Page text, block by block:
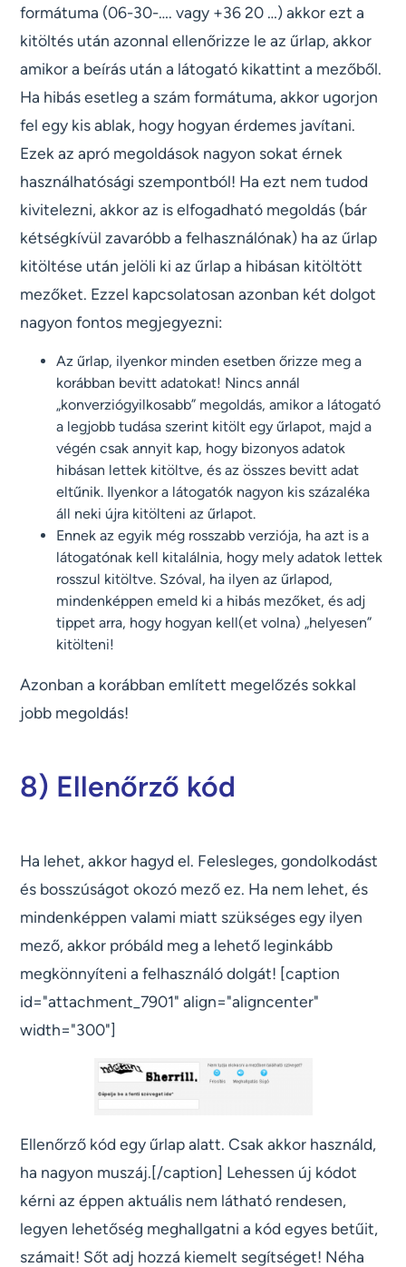
formátuma (06-30-…. vagy +36 20 …) akkor ezt a
kitöltés után azonnal ellenőrizze le az űrlap, akkor
amikor a beírás után a látogató kikattint a mezőből.
Ha hibás esetleg a szám formátuma, akkor ugorjon
fel egy kis ablak, hogy hogyan érdemes javítani.
Ezek az apró megoldások nagyon sokat érnek
használhatósági szempontból! Ha ezt nem tudod
kivitelezni, akkor az is elfogadható megoldás (bár
kétségkívül zavaróbb a felhasználónak) ha az űrlap
kitöltése után jelöli ki az űrlap a hibásan kitöltött
mezőket. Ezzel kapcsolatosan azonban két dolgot
nagyon fontos megjegyezni:
Az űrlap, ilyenkor minden esetben őrizze meg a
korábban bevitt adatokat! Nincs annál
„konverziógyilkosabb” megoldás, amikor a látogató
a legjobb tudása szerint kitölt egy űrlapot, majd a
végén csak annyit kap, hogy bizonyos adatok
hibásan lettek kitöltve, és az összes bevitt adat
eltűnik. Ilyenkor a látogatók nagyon kis százaléka
áll neki újra kitölteni az űrlapot.
Ennek az egyik még rosszabb verziója, ha azt is a
látogatónak kell kitalálnia, hogy mely adatok lettek
rosszul kitöltve. Szóval, ha ilyen az űrlapod,
mindenképpen emeld ki a hibás mezőket, és adj
tippet arra, hogy hogyan kell(et volna) „helyesen”
kitölteni!
Azonban a korábban említett megelőzés sokkal
jobb megoldás!
8) Ellenőrző kód
Ha lehet, akkor hagyd el. Felesleges, gondolkodást
és bosszúságot okozó mező ez. Ha nem lehet, és
mindenképpen valami miatt szükséges egy ilyen
mező, akkor próbáld meg a lehető leginkább
megkönnyíteni a felhasználó dolgát! [caption
id="attachment_7901" align="aligncenter"
width="300"]
Ellenőrző kód egy űrlap alatt. Csak akkor használd,
ha nagyon muszáj.[/caption] Lehessen új kódot
kérni az éppen aktuális nem látható rendesen,
legyen lehetőség meghallgatni a kód egyes betűit,
számait! Sőt adj hozzá kiemelt segítséget! Néha